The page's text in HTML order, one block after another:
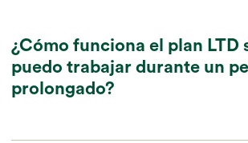
¿Cómo funciona el plan LTD
puedo trabajar durante un
prolongado?